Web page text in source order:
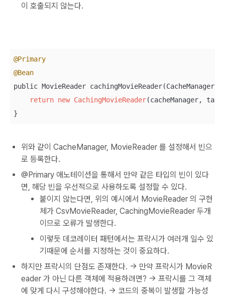
이 호출되지 않는다.
@Primary
@Bean
public MovieReader
return new CachingMovieReader(cacheManager,
}
위와 같이 CacheManager, MovieReader 를 설정해서 빈으
로 등록한다.
@Primary 애노테이션을 통해서 만약 같은 타입의 빈이 있다
면, 해당 빈을 우선적으로 사용하도록 설정할 수 있다.
붙이지 않는다면, 위의 예시에서 MovieReader 의 구현
체가 CsvMovieReader, CachingMovieReader 두개
이므로 오류가 발생한다.
이렇듯 데코레이터 패턴에서는 프락시가 여러개 일수 있
기때문에 순서를 지정하는 것이 중요하다.
하지만 프락시의 단점도 존재한다. -> 만약 프락시가 MovieR
eader 가 아닌 다른 객체에 적용하려면? -> 프락시를 그 객체
에 맞게 다시 구성해야한다. -> 코드의 중복이 발생할 가능성